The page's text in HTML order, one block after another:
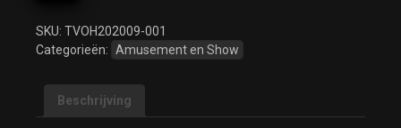
Instrumental
Latin
SKU: TVOH202009-001
Categorieën: Amusement en Show
Beschrijving